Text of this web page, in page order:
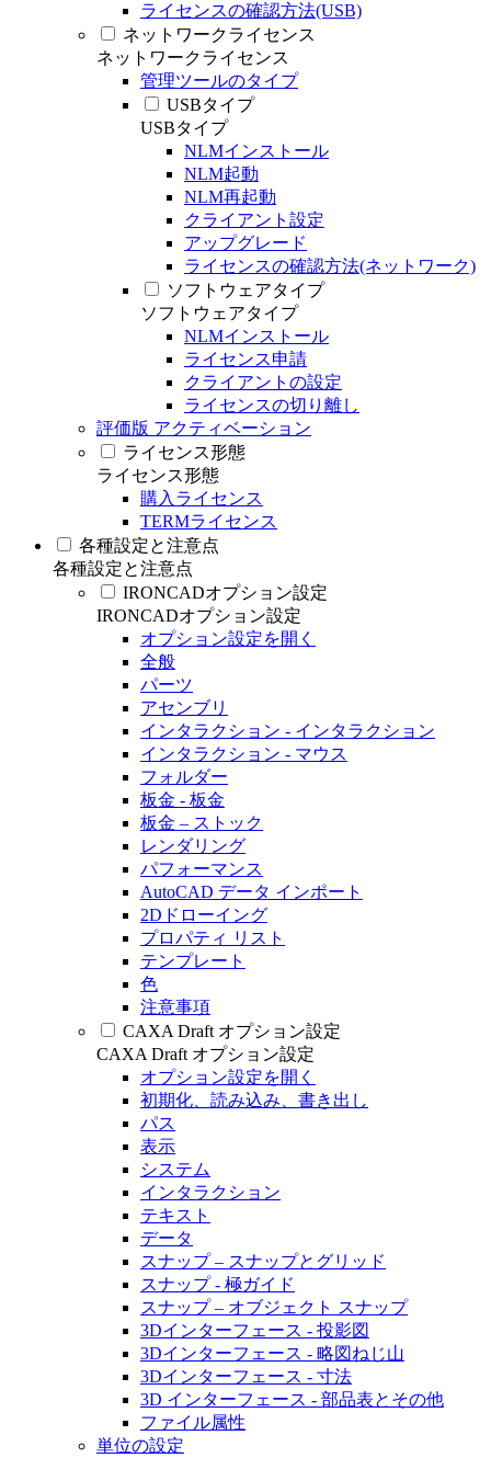
ライセンスの確認方法(USB)
ネットワークライセンス
ネットワークライセンス
管理ツールのタイプ
USBタイプ
USBタイプ
NLMインストール
NLM起動
NLM再起動
クライアント設定
アップグレード
ライセンスの確認方法(ネットワーク)
ソフトウェアタイプ
ソフトウェアタイプ
NLMインストール
ライセンス申請
クライアントの設定
ライセンスの切り離し
評価版 アクティベーション
ライセンス形態
ライセンス形態
購入ライセンス
TERMライセンス
各種設定と注意点
各種設定と注意点
IRONCADオプション設定
IRONCADオプション設定
オプション設定を開く
全般
パーツ
アセンブリ
インタラクション - インタラクション
インタラクション - マウス
フォルダー
板金 - 板金
板金 – ストック
レンダリング
パフォーマンス
AutoCAD データ インポート
2Dドローイング
プロパティ リスト
テンプレート
色
注意事項
CAXA Draft オプション設定
CAXA Draft オプション設定
オプション設定を開く
初期化、読み込み、書き出し
パス
表示
システム
インタラクション
テキスト
データ
スナップ – スナップとグリッド
スナップ - 極ガイド
スナップ – オブジェクト スナップ
3Dインターフェース - 投影図
3Dインターフェース - 略図ねじ山
3Dインターフェース - 寸法
3D インターフェース - 部品表とその他
ファイル属性
単位の設定